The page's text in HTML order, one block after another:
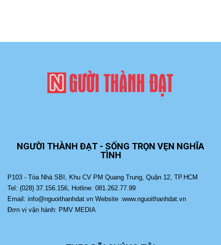
NGƯỜI THÀNH ĐẠT - SỐNG TRỌN VẸN NGHĨA
TÌNH
P103 - Tòa Nhà SBI, Khu CV PM Quang Trung, Quận 12, TP.HCM
Tel: (028) 37.156.156, Hotline: 081.262.77.99
Email: info@nguoithanhdat.vn Website :www.nguoithanhdat.vn
Đơn vị vận hành: PMV MEDIA